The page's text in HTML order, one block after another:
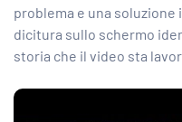
problema e una soluzione
dicitura sullo schermo
storia che il video sta